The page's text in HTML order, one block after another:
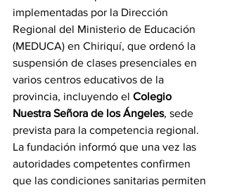
implementadas por la Dirección
Regional del Ministerio de Educación
(MEDUCA) en Chiriquí, que ordenó la
suspensión de clases presenciales en
varios centros educativos de la
provincia, incluyendo el Colegio
Nuestra Señora de los Ángeles, sede
prevista para la competencia regional.
La fundación informó que una vez las
autoridades competentes confirmen
que las condiciones sanitarias permiten